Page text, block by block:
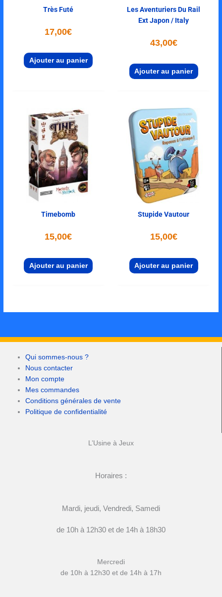
Très Futé
17,00€
Ajouter au panier
Les Aventuriers Du Rail
Ext Japon / Italy
43,00€
Ajouter au panier
Timebomb
15,00€
Ajouter au panier
Stupide Vautour
15,00€
Ajouter au panier
Qui sommes-nous ?
Nous contacter
Mon compte
Mes commandes
Conditions générales de vente
Politique de confidentialité
L’Usine à Jeux
Horaires :
Mardi, jeudi, Vendredi, Samedi
de 10h à 12h30 et de 14h à 18h30
Mercredi
de 10h à 12h30 et de 14h à 17h